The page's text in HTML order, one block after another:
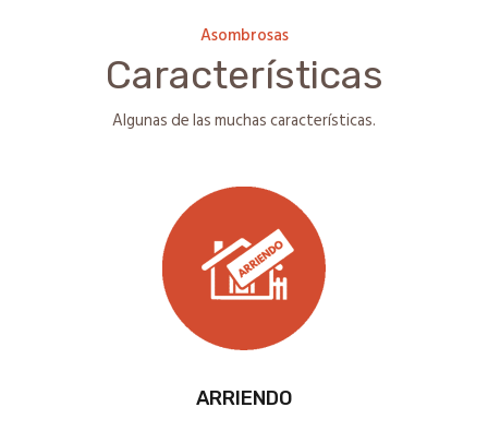
Asombrosas
Características
Algunas de las muchas características.
ARRIENDO